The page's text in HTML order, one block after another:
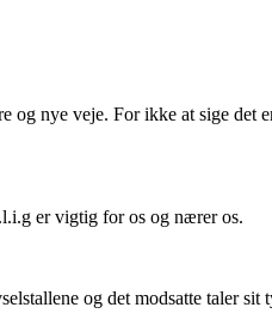
og nye veje. For ikke at sige
er vigtig for os og nærer os.
og det modsatte taler sit